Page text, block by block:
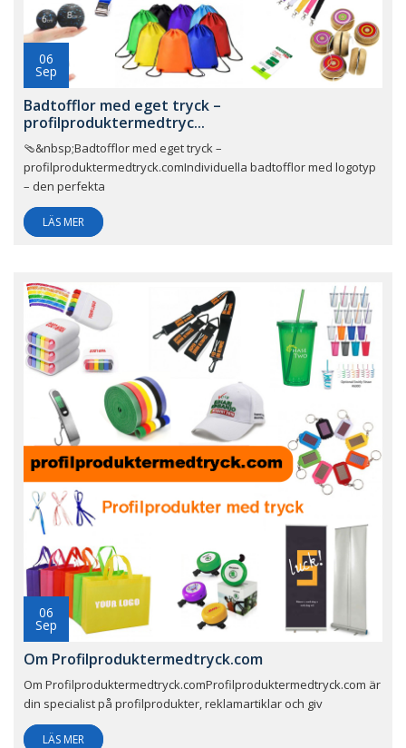
06
Sep
Badtofflor med eget tryck –
profilproduktermedtryc...
🩴&nbsp;Badtofflor med eget tryck –
profilproduktermedtryck.comIndividuella badtofflor med logotyp
– den perfekta
LÄS MER
06
Sep
Om Profilproduktermedtryck.com
Om Profilproduktermedtryck.comProfilproduktermedtryck.com är
din specialist på profilprodukter, reklamartiklar och giv
LÄS MER